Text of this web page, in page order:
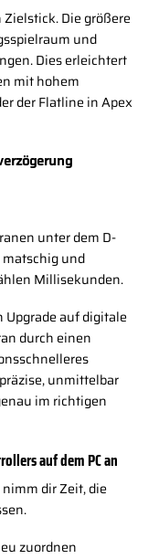
Die größere
und
Dies erleichtert
mit hohem
der Flatline in Apex
unter dem D-
und
Millisekunden.
Upgrade auf digitale
durch einen
​​unmittelbar
im richtigen
auf dem PC an
dir Zeit, die
zuordnen